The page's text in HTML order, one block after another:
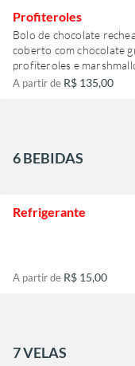
Profiteroles
Bolo de chocolate
coberto com chocolate
profiteroles e
A partir de R$ 135,00
6 BEBIDAS
Refrigerante
A partir de R$ 15,00
7 VELAS